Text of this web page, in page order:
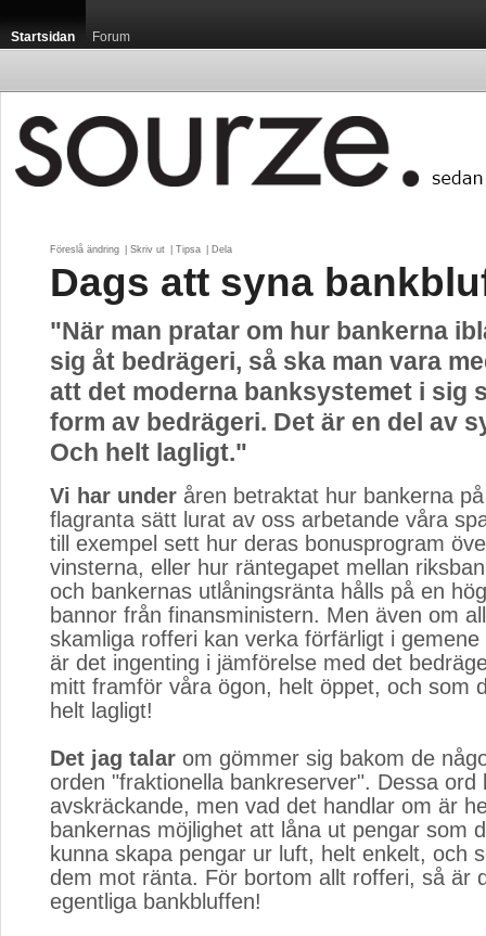
Startsidan Forum
Föreslå ändring Skriv ut Tipsa Dela
Dags att syna
"När man pratar om hur bankerna
sig åt bedrägeri, så ska man vara
att det moderna banksystemet i sig
form av bedrägeri. Det är en del av
Och helt lagligt."
Vi har under åren betraktat hur bankerna
flagranta sätt lurat av oss arbetande våra
till exempel sett hur deras bonusprogram
vinsterna, eller hur räntegapet mellan
och bankernas utlåningsränta hålls på en
bannor från finansministern. Men även om
skamliga rofferi kan verka förfärligt i
är det ingenting i jämförelse med det
mitt framför våra ögon, helt öppet, och som
helt lagligt!
Det jag talar om gömmer sig bakom de
orden "fraktionella bankreserver". Dessa ord
avskräckande, men vad det handlar om är
bankernas möjlighet att låna ut pengar som
kunna skapa pengar ur luft, helt enkelt, och
dem mot ränta. För bortom allt rofferi, så är
egentliga bankbluffen!